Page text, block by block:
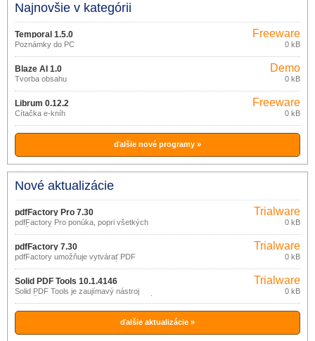
Najnovšie v kategórii
Temporal 1.5.0
Poznámky do PC
Freeware
0 kB
Blaze AI 1.0
Tvorba obsahu
Demo
0 kB
Librum 0.12.2
Čítačka e-kníh
Freeware
0 kB
ďalšie nové programy »
Nové aktualizácie
pdfFactory Pro 7.30
pdfFactory Pro ponúka, popri všetkých
možnosti štandardnej verzie programu
pdfFactory , ďalšie nástroje pre tvorbu
firemných dokumentov, rozsiahlejších
dokumentácií alebo archiváciu (vkladanie
hlavičky, päty, vodoznakov, záložiek,
obsahu dokumentu,.
Trialware
0 kB
pdfFactory 7.30
pdfFactory umožňuje vytvárať PDF
dokumenty z ľubovoľnej aplikácie
Windows, rovnako ľahko a rýchlo, ako
by ste tlačili na bežnú tlačiareň.
Trialware
0 kB
Solid PDF Tools 10.1.4146
Solid PDF Tools je zaujímavý nástroj
spoločnosti Solid Documents, LLC, ktorý
má všetky vlastnosti programu Solid
Converter PDF (prevod PDF do Wordu
Trialware
0 kB
ďalšie aktualizácie »